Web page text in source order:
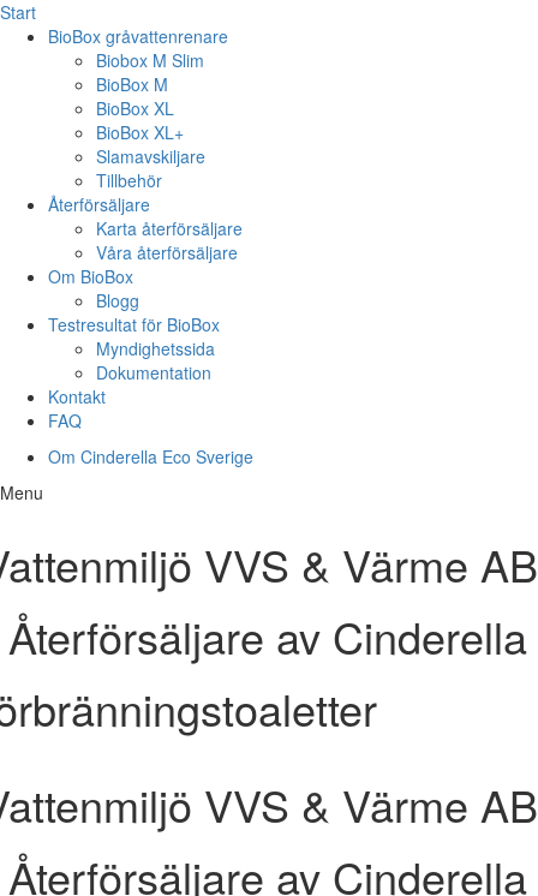
Start
BioBox gråvattenrenare
Biobox M Slim
BioBox M
BioBox XL
BioBox XL+
Slamavskiljare
Tillbehör
Återförsäljare
Karta återförsäljare
Våra återförsäljare
Om BioBox
Blogg
Testresultat för BioBox
Myndighetssida
Dokumentation
Kontakt
FAQ
Om Cinderella Eco Sverige
Skip
Menu
VVS & Värme AB
av Cinderella
VVS & Värme AB
av Cinderella